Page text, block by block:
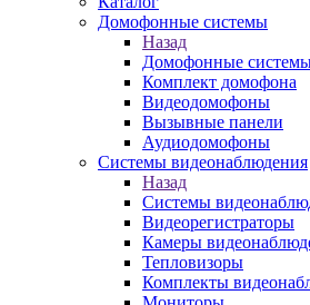
Домофонные системы
Назад
Домофонные
Комплект домофона
Видеодомофоны
Вызывные панели
Аудиодомофоны
Системы видеонаблюдения
Назад
Системы
Видеорегистраторы
Камеры
Тепловизоры
Комплекты